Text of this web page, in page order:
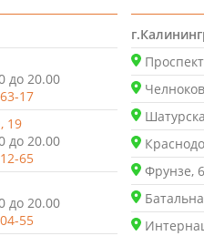
до 20.00
17
19
до 20.00
65
до 20.00
55
Фрунзе,